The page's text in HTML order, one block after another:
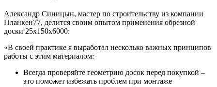
Александр Синицын, мастер по строительству из компании
Планкен77, делится своим опытом применения обрезной
доски 25х150х6000:
«В своей практике я выработал несколько важных принципов
работы с этим материалом:
Всегда проверяйте геометрию досок перед покупкой –
это поможет избежать проблем при монтаже